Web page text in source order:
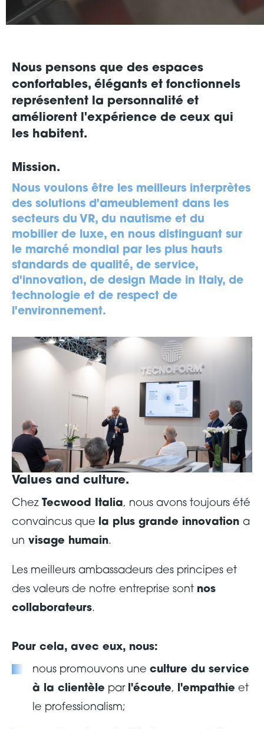
Nous pensons que des espaces
confortables, élégants et fonctionnels
représentent la personnalité et
améliorent l'expérience de ceux qui
les habitent.
Mission.
Nous voulons être les meilleurs interprètes
des solutions d'ameublement dans les
secteurs du VR, du nautisme et du
mobilier de luxe, en nous distinguant sur
le marché mondial par les plus hauts
standards de qualité, de service,
d'innovation, de design Made in Italy, de
technologie et de respect de
l'environnement.
Values and culture.
Chez Tecwood Italia, nous avons toujours été
convaincus que la plus grande innovation a
un visage humain.
Les meilleurs ambassadeurs des principes et
des valeurs de notre entreprise sont nos
collaborateurs.
Pour cela, avec eux, nous:
nous promouvons une culture du service
à la clientèle par l'écoute, l'empathie et
le professionalism;